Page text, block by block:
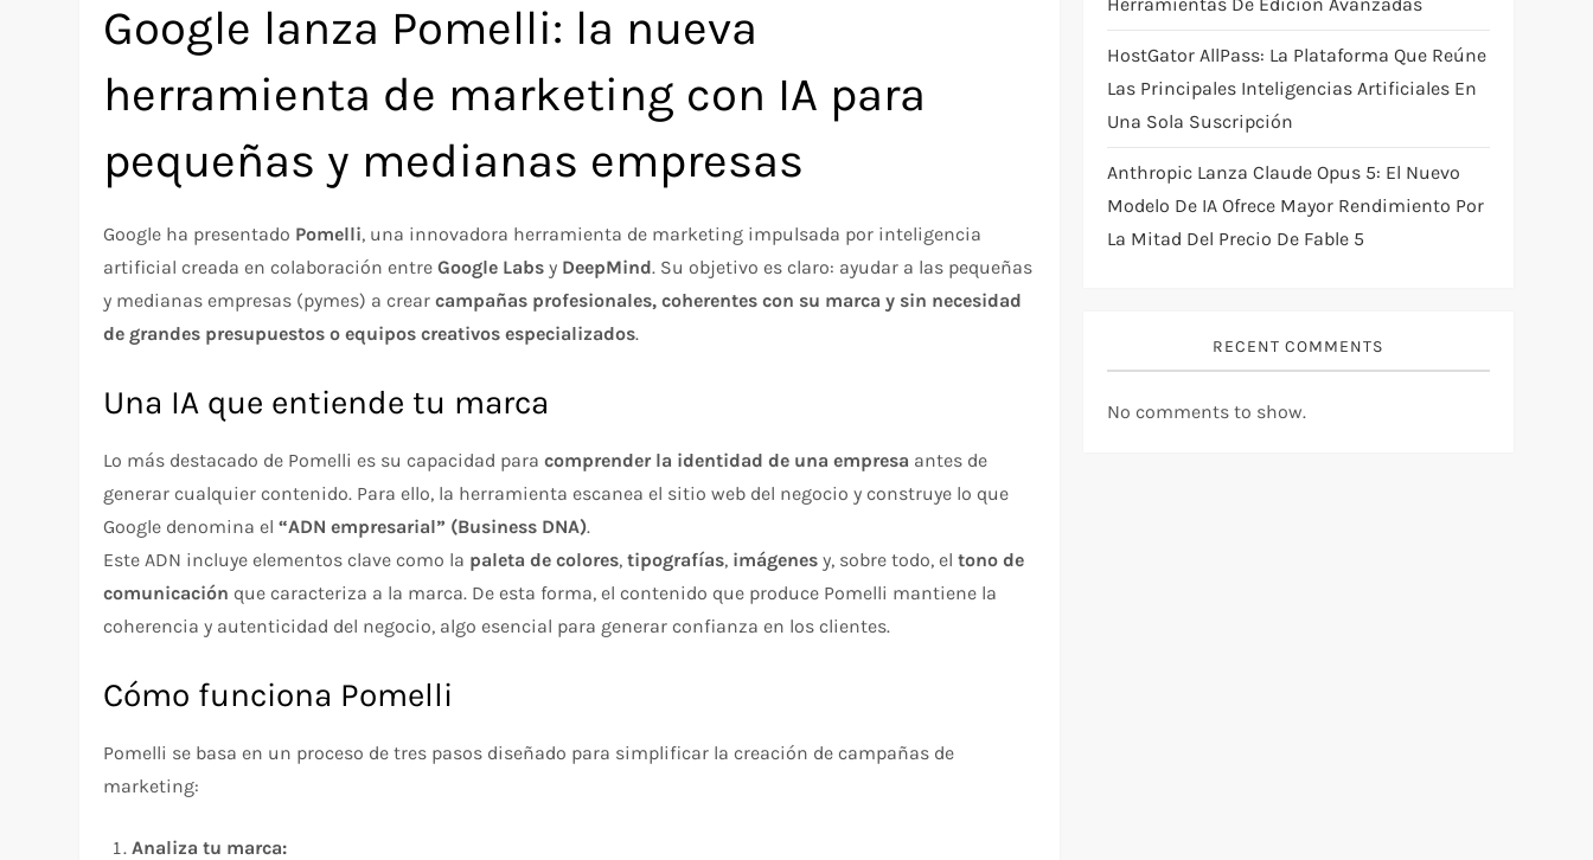
Google lanza Pomelli: la nueva
herramienta de marketing con IA para
pequeñas y medianas empresas
Google ha presentado Pomelli, una innovadora herramienta de marketing impulsada por inteligencia
artificial creada en colaboración entreGoogle Labs y DeepMind. Su objetivo es claro: ayudar a las pequeñas
y medianas empresas (pymes) a crearcampañas profesionales, coherentes con su marca y sin necesidad
de grandes presupuestos o equipos creativos especializados.
Una IA que entiende tu marca
Lo más destacado de Pomelli es su capacidad paracomprender la identidad de una empresa antes de
generar cualquier contenido. Para ello, la herramienta escanea el sitio web del negocio y construye lo que
Google denomina el“ADN empresarial” (Business DNA).
Este ADN incluye elementos clave como la paleta de colores,tipografías, imágenes y, sobre todo, eltono de
comunicación que caracteriza a la marca. De esta forma, el contenido que produce Pomelli mantiene la
coherencia y autenticidad del negocio, algo esencial para generar confianza en los clientes.
Cómo funciona Pomelli
Pomelli se basa en un proceso de tres pasos diseñado para simplificar la creación de campañas de
marketing:
Analiza tu marca:
HostGator AllPass: La Plataforma Que Reúne
Las Principales Inteligencias Artificiales En
Una Sola Suscripción
Anthropic Lanza Claude Opus 5: El Nuevo
Modelo De IA Ofrece Mayor Rendimiento Por
La Mitad Del Precio De Fable 5
RECENT COMMENTS
No comments to show.